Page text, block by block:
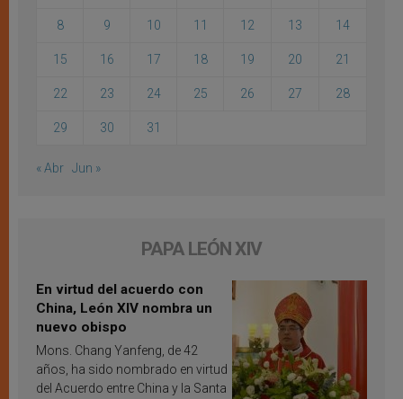
8 9 10 11 12 13 14
15 16 17 18 19 20 21
22 23 24 25 26 27 28
29 30 31
« Abr Jun »
PAPA LEÓN XIV
En virtud del acuerdo con
China, León XIV nombra un
nuevo obispo
Mons. Chang Yanfeng, de 42
años, ha sido nombrado en virtud
del Acuerdo entre China y la Santa